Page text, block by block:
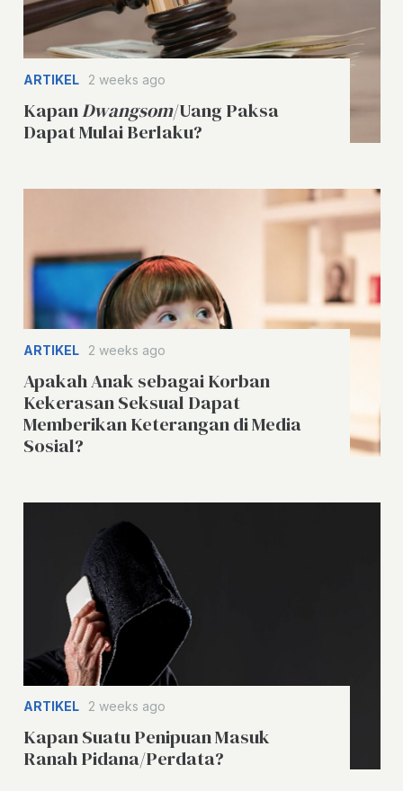
ARTIKEL 2 weeks ago
KapanDwangsom/Uang Paksa
Dapat Mulai Berlaku?
ARTIKEL 2 weeks ago
Apakah Anak sebagai Korban
Kekerasan Seksual Dapat
Memberikan Keterangan di Media
Sosial?
ARTIKEL 2 weeks ago
Kapan Suatu Penipuan Masuk
Ranah Pidana/Perdata?